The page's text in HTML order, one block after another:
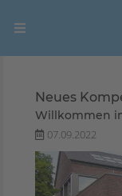
Neues
Willkommen
07.09.2022